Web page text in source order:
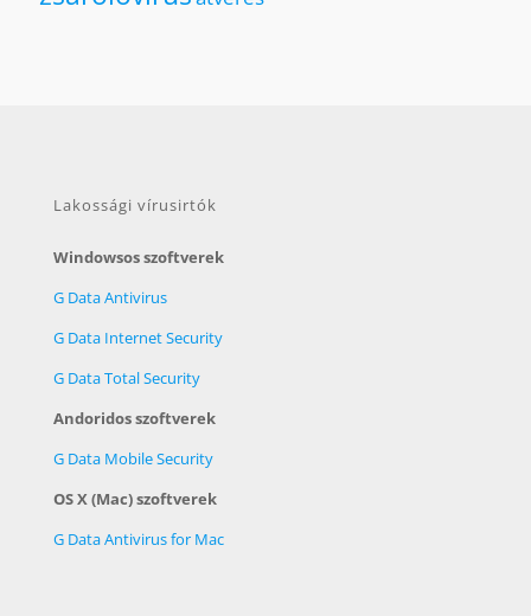
Lakossági vírusirtók
Windowsos szoftverek
G Data Antivirus
G Data Internet Security
G Data Total Security
Andoridos szoftverek
G Data Mobile Security
OS X (Mac) szoftverek
G Data Antivirus for Mac